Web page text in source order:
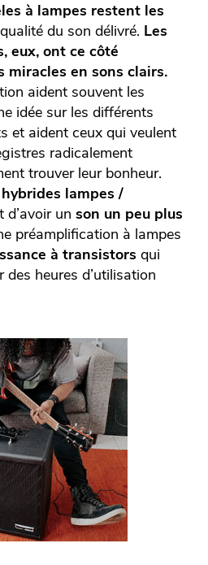
à lampes restent les
du son délivré. Les
eux, ont ce côté
miracles en sons clairs.
aident souvent les
idée sur les différents
et aident ceux qui veulent
radicalement
trouver leur bonheur.
lampes /
d’avoir un son un peu plus
préamplification à lampes
à transistors qui
des heures d’utilisation